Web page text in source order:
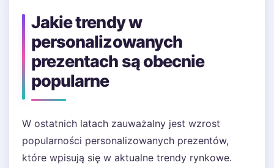
Jakie trendy w
personalizowanych
prezentach są obecnie
popularne
W ostatnich latach zauważalny jest wzrost
popularności personalizowanych prezentów,
które wpisują się w aktualne trendy rynkowe.